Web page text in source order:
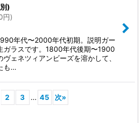
)
円)
年代〜2000年代初期。説明ガー
ガラスです。1800年代後期〜1900
ヴェネツィアンビーズを溶かして、
も…
2 3 ... 45 次»